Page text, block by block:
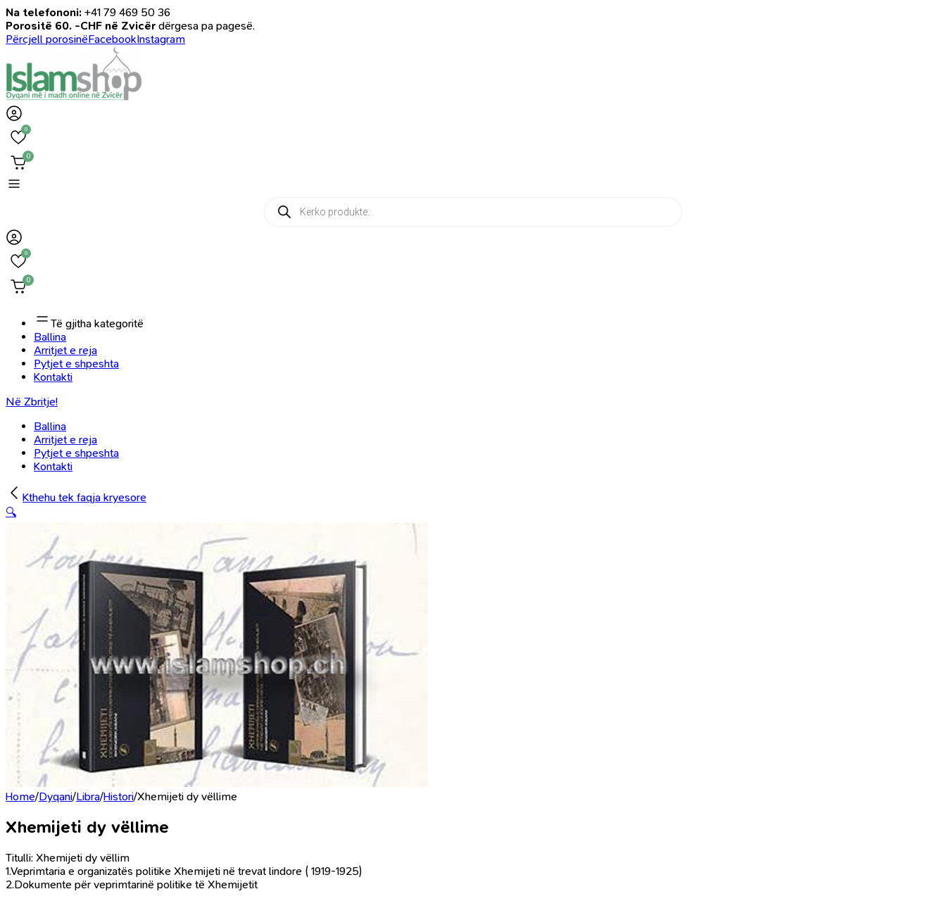
Na telefononi: +41 79 469 50 36
Porositë 60. -CHF në Zvicër dërgesa pa pagesë.
Përcjell porosinëFacebookInstagram
0
0
Products
search
0
0
Të gjitha kategoritë
Ballina
Arritjet e reja
Pytjet e shpeshta
Kontakti
Në Zbritje!
Ballina
Arritjet e reja
Pytjet e shpeshta
Kontakti
Kthehu tek faqja kryesore
🔍
Home/Dyqani/Libra/Histori/Xhemijeti dy vëllime
Xhemijeti dy vëllime
Titulli: Xhemijeti dy vëllim
1.Veprimtaria e organizatës politike Xhemijeti në trevat lindore ( 1919-1925)
2.Dokumente për veprimtarinë politike të Xhemijetit